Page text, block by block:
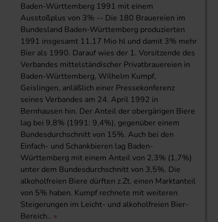
Baden-Württemberg 1991 mit einem
Ausstoßplus von 3% -- Die 180 Brauereien im
Bundesland Baden-Württemberg produzierten
1991 insgesamt 11,17 Mio hl und damit 3% mehr
Bier als 1990. Darauf wies der 1. Vorsitzende des
Verbandes mittelständischer Privatbrauereien in
Baden-Württemberg, Wilhelm Kumpf,
Geislingen, anläßlich einer Pressekonferenz
seines Verbandes am 24. April 1992 in
Bernhausen hin. Der Anteil der obergärigen Biere
lag bei 9,8% (1991: 9,4%), gegenüber einem
Bundesdurchschnitt von 15%. Auch bei den
Einfach- und Schankbieren lag Baden-
Württemberg mit einem Anteil von 2,3% (1,7%)
unter dem Bundesdurchschnitt von 3,5%. Die
alkoholfreien Biere dürften z.Zt. einen Marktanteil
von 5% haben. Kumpf rechnete mit weiteren
Steigerungen im Leicht- und alkoholfreien Bier-
Bereich..